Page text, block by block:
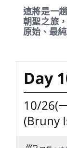
這將是一
朝聖之旅
原始、最
Day
10/26(
(Bruny